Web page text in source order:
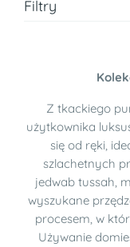
Filtry
Z tkackiego
użytkownika
się od ręki,
szlachetnych
jedwab tussah,
wyszukane
procesem, w
Używanie